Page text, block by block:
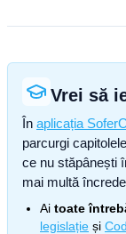
Vrei să
În aplicația
parcurgi
ce nu stăpânești
mai multă
Ai toate
legislație și